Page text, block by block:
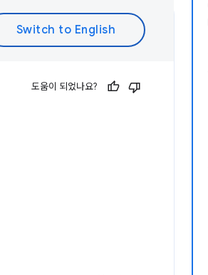
도움이 되었나요?